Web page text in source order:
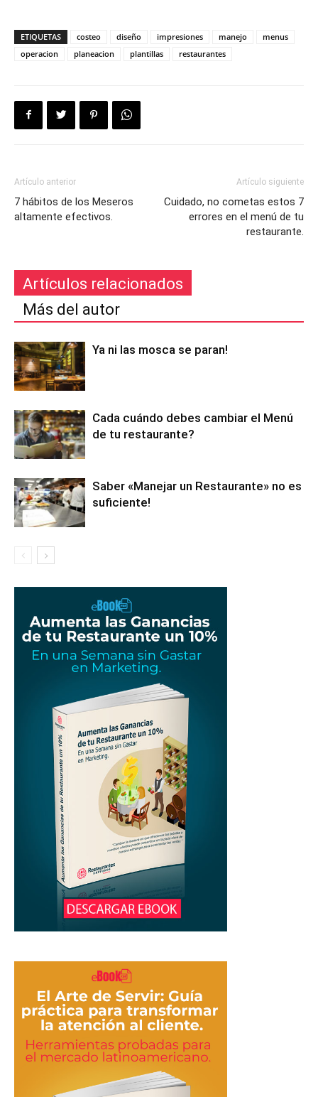
ETIQUETAS costeo diseño impresiones manejo
menus
operacion
planeacion plantillas restaurantes
Artículo anterior
7 hábitos de los Meseros
altamente efectivos.
Artículo siguiente
Cuidado, no cometas estos 7
errores en el menú de tu
restaurante.
Artículos relacionados
Más del autor
Ya ni las mosca se paran!
Cada cuándo debes cambiar el Menú
de tu restaurante?
Saber «Manejar un Restaurante» no es
suficiente!